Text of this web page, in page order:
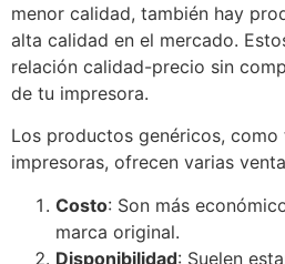
menor calidad, también hay
alta calidad en el mercado.
relación calidad-precio sin
de tu impresora.
Los productos genéricos,
impresoras, ofrecen varias
Costo: Son más
marca original.
Disponibilidad: Suelen